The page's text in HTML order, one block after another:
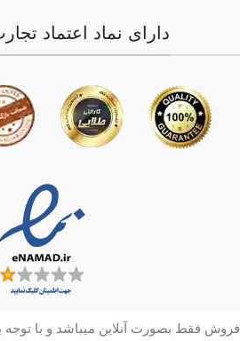
دارای نماد اعتماد
فروش فقط بصورت آنلاین میباشد و با